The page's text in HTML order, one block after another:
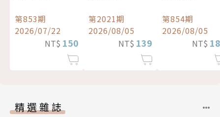
第853期
2026/07/22
NT$ 150
第2021期
2026/08/05
NT$ 139
第854期
2026/08/05
NT$
精選雜誌